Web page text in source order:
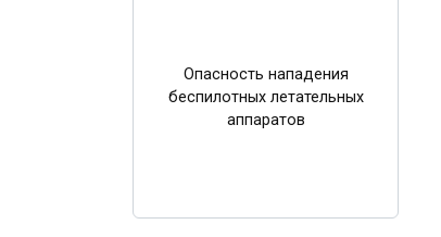
Опасность нападения
беспилотных летательных
аппаратов